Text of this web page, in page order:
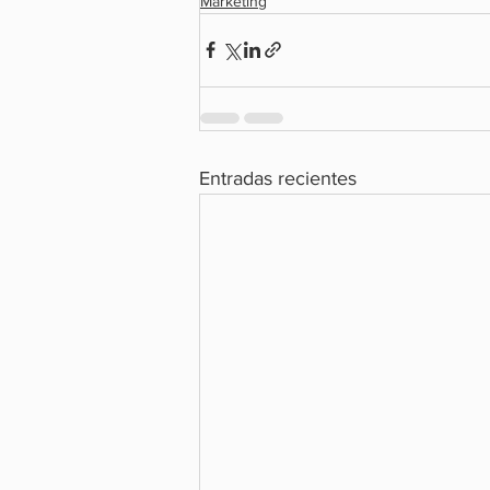
Entradas recientes